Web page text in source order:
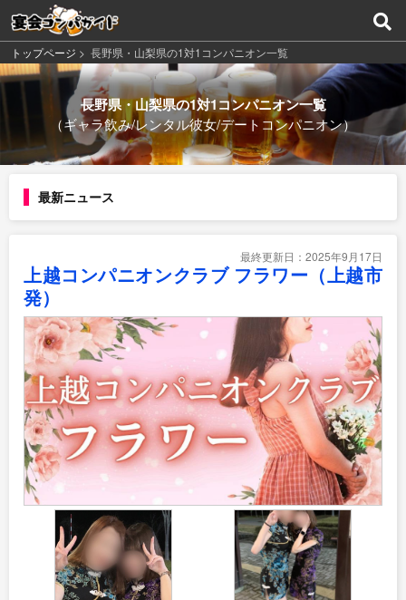
トップページ > 長野県・山梨県の1対1コンパニオン一覧
長野県・山梨県の1対1コンパニオン一覧
（ギャラ飲み/レンタル彼女/デートコンパニオン）
最新ニュース
最終更新日：2025年9月17日
上越コンパニオンクラブ フラワー（上越市
発）